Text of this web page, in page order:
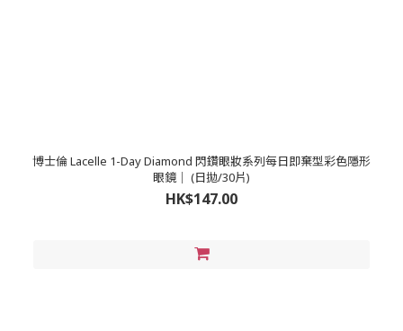
博士倫 Lacelle 1-Day Diamond 閃鑽眼妝系列每日即棄型彩色隱形
眼鏡｜ (日拋/30片)
HK$147.00